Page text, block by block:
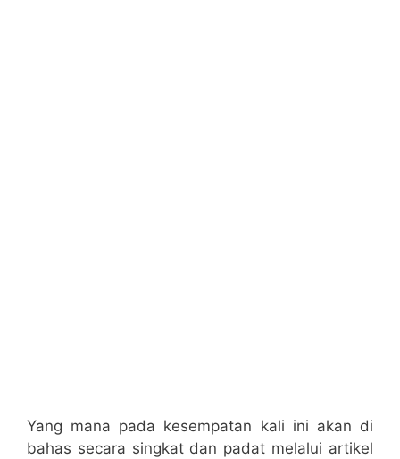
Yang mana pada kesempatan kali ini akan di
bahas secara singkat dan padat melalui artikel